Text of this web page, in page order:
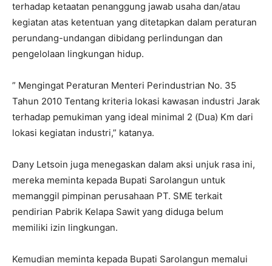
terhadap ketaatan penanggung jawab usaha dan/atau
kegiatan atas ketentuan yang ditetapkan dalam peraturan
perundang-undangan dibidang perlindungan dan
pengelolaan lingkungan hidup.
” Mengingat Peraturan Menteri Perindustrian No. 35
Tahun 2010 Tentang kriteria lokasi kawasan industri Jarak
terhadap pemukiman yang ideal minimal 2 (Dua) Km dari
lokasi kegiatan industri,” katanya.
Dany Letsoin juga menegaskan dalam aksi unjuk rasa ini,
mereka meminta kepada Bupati Sarolangun untuk
memanggil pimpinan perusahaan PT. SME terkait
pendirian Pabrik Kelapa Sawit yang diduga belum
memiliki izin lingkungan.
Kemudian meminta kepada Bupati Sarolangun memalui